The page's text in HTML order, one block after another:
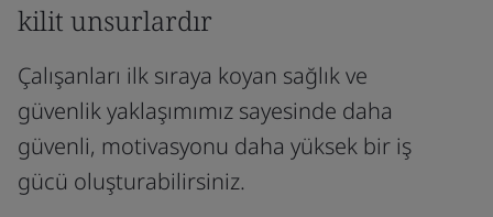
kilit unsurlardır
Çalışanları ilk sıraya koyan sağlık ve
güvenlik yaklaşımımız sayesinde daha
güvenli, motivasyonu daha yüksek bir iş
gücü oluşturabilirsiniz.